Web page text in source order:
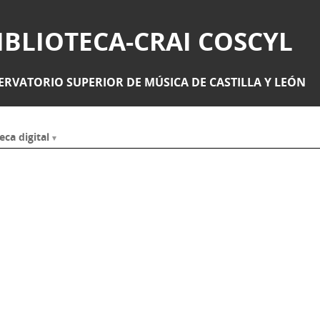
CRAI COSCYL
SUPERIOR DE MÚSICA DE CASTILLA Y LEÓN
digital